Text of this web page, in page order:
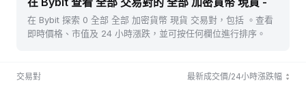
在 Bybit 探索 0 全部 全部 加密貨幣 現貨 交易對，包括 。查看
即時價格、市值及 24 小時漲跌，並可按任何欄位進行排序。
交易對 最新成交價/24小時漲跌幅